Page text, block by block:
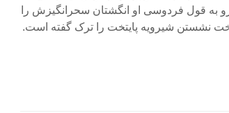
به قول فردوسی او انگشتان سحرانگیزش را
نشستن شیرویه پایتخت را ترک گفته است.